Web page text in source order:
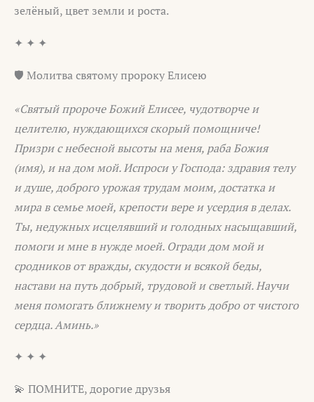
зелёный, цвет земли и роста.
✦ ✦ ✦
🛡️ Молитва святому пророку Елисею
«Святый пророче Божий Елисее, чудотворче и
целителю, нуждающихся скорый помощниче!
Призри с небесной высоты на меня, раба Божия
(имя), и на дом мой. Испроси у Господа: здравия телу
и душе, доброго урожая трудам моим, достатка и
мира в семье моей, крепости вере и усердия в делах.
Ты, недужных исцелявший и голодных насыщавший,
помоги и мне в нужде моей. Огради дом мой и
сродников от вражды, скудости и всякой беды,
настави на путь добрый, трудовой и светлый. Научи
меня помогать ближнему и творить добро от чистого
сердца. Аминь.»
✦ ✦ ✦
💫 ПОМНИТЕ, дорогие друзья